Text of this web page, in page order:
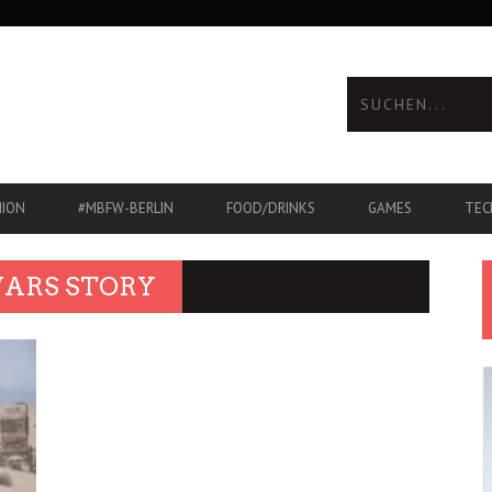
#MBFW-BERLIN FOOD/DRINKS GAMES
STORY